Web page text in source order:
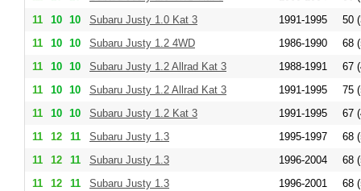
11
10 10 Subaru Justy 1.0 Kat 3 1991-1995
50
11
10 10 Subaru Justy 1.2 4WD 1986-1990
68
11
10 10 Subaru Justy 1.2 Allrad Kat 3 1988-1991
67
11
10 10 Subaru Justy 1.2 Allrad Kat 3 1991-1995
75
11
10 10 Subaru Justy 1.2 Kat 3 1991-1995
67
11
12 11 Subaru Justy 1.3 1995-1997
68
11
12 11 Subaru Justy 1.3 1996-2004
68
11
12 11 Subaru Justy 1.3 1996-2001
68